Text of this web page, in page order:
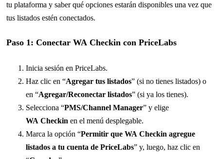
tu plataforma y saber qué opciones estarán disponibles una vez que
tus listados estén conectados.
Paso 1: Conectar WA Checkin con PriceLabs
Inicia sesión en PriceLabs.
Haz clic en “Agregar tus listados” (si no tienes listados) o
en “Agregar/Reconectar listados” (si ya los tienes).
Selecciona “PMS/Channel Manager” y elige
WA Checkin en el menú desplegable.
Marca la opción “Permitir que WA Checkin agregue
listados a tu cuenta de PriceLabs” y, luego, haz clic en